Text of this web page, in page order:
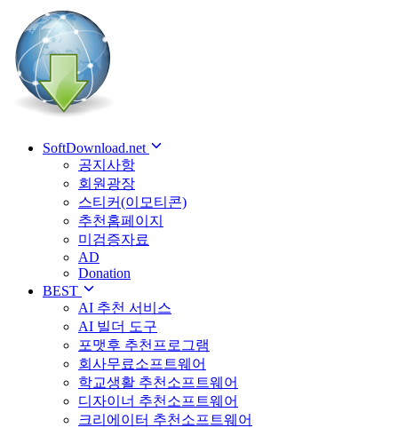
SoftDownload.net
공지사항
회원광장
스티커(이모티콘)
추천홈페이지
미검증자료
AD
Donation
BEST
AI 추천 서비스
AI 빌더 도구
포맷후 추천프로그램
회사무료소프트웨어
학교생활 추천소프트웨어
디자이너 추천소프트웨어
크리에이터 추천소프트웨어